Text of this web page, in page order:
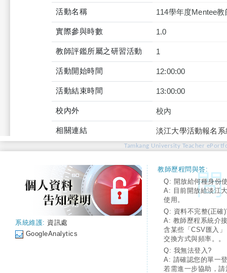
活動名稱 114學年度Mentee
實際參與時數 1.0
教師評鑑所屬之研習活動 1
活動開始時間 12:00:00
活動結束時間 13:00:00
校內外 校內
相關連結 淡江大學活動報名
Tamkang University Teacher
系統維護: 資訊處
GoogleAnalytics
教師歷程問與答:
Q: 開放給何種身份
A: 目前開放給淡江
使用。
Q: 資料不完整(正確
A: 教師歷程系統介
含某些「CSV匯入
交換方式與頻率。。
Q: 我無法登入?
A: 請確認您的單一
若需進一步協助，